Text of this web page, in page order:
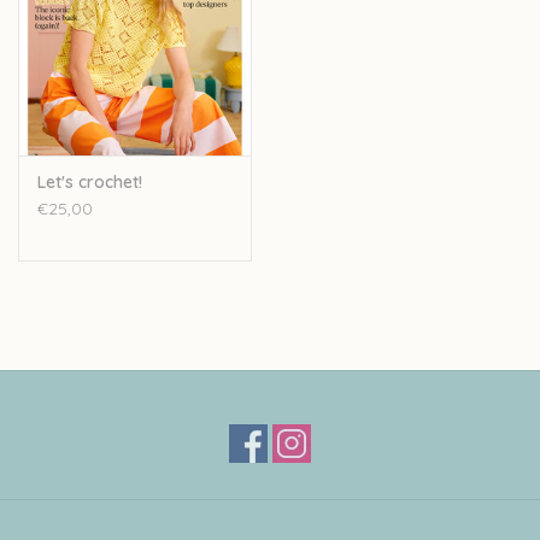
Let's crochet!
€25,00